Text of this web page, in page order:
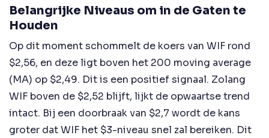
Belangrijke Niveaus om in de Gaten te
Houden
Op dit moment schommelt de koers van WIF rond
$2,56, en deze ligt boven het 200 moving average
(MA) op $2,49. Dit is een positief signaal. Zolang
WIF boven de $2,52 blijft, lijkt de opwaartse trend
intact. Bij een doorbraak van $2,7 wordt de kans
groter dat WIF het $3-niveau snel zal bereiken. Dit